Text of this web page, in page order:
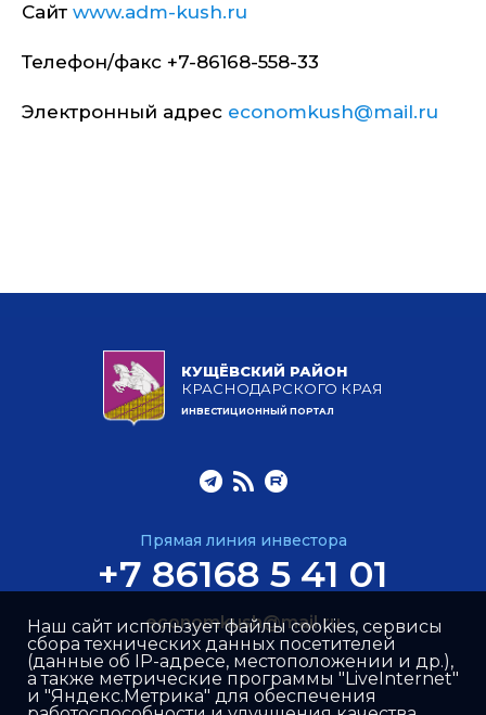
Сайт www.adm-kush.ru
Телефон/факс +7-86168-558-33
Электронный адрес economkush@mail.ru
КУЩЁВСКИЙ РАЙОН
КРАСНОДАРСКОГО КРАЯ
ИНВЕСТИЦИОННЫЙ ПОРТАЛ
Прямая линия инвестора
+7 86168 5 41 01
economkush@mail.ru
Наш сайт использует файлы cookies, сервисы
сбора технических данных посетителей
(данные об IP-адресе, местоположении и др.),
а также метрические программы "LiveInternet"
и "Яндекс.Метрика" для обеспечения